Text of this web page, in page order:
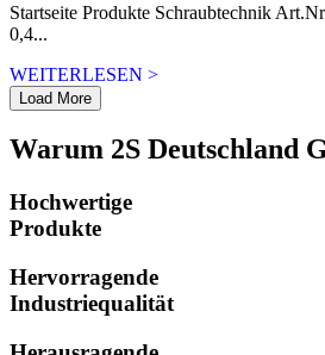
Startseite Produkte Schraubtechnik
0,4...
WEITERLESEN >
Load More
Warum 2S Deutschland
Hochwertige
Produkte
Hervorragende
Industriequalität